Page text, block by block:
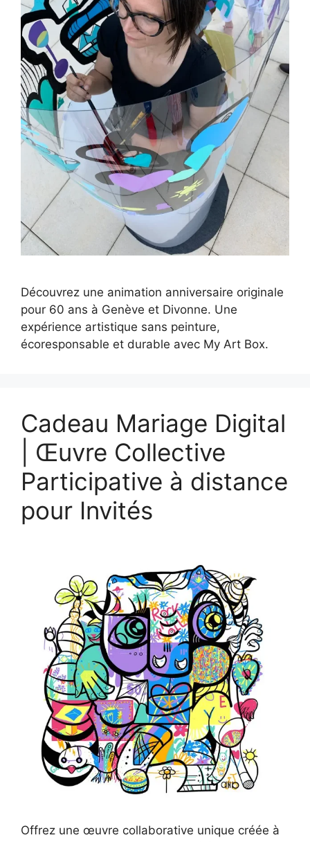
Découvrez une animation anniversaire originale
pour 60 ans à Genève et Divonne. Une
expérience artistique sans peinture,
écoresponsable et durable avec My Art Box.
Cadeau Mariage Digital
| Œuvre Collective
Participative à distance
pour Invités
Offrez une œuvre collaborative unique créée à